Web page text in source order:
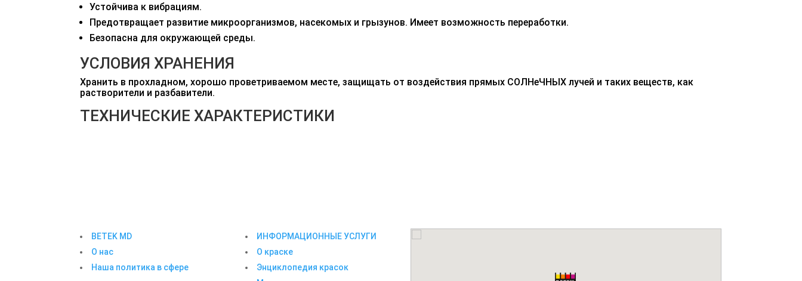
Устойчива к вибрациям.
Предотвращает развитие микроорганизмов, насекомых и грызунов. Имеет возможность переработки.
Безопасна для окружающей среды.
УСЛОВИЯ ХРАНЕНИЯ
Хранить в прохладном, хорошо проветриваемом месте, защищать от воздействия прямых СОЛНеЧНЫХ лучей и таких веществ, как
растворители и разбавители.
ТЕХНИЧЕСКИЕ ХАРАКТЕРИСТИКИ
BETEK MD
О нас
Наша политика в сфере
ИНФОРМАЦИОННЫЕ УСЛУГИ
О краске
Энциклопедия красок